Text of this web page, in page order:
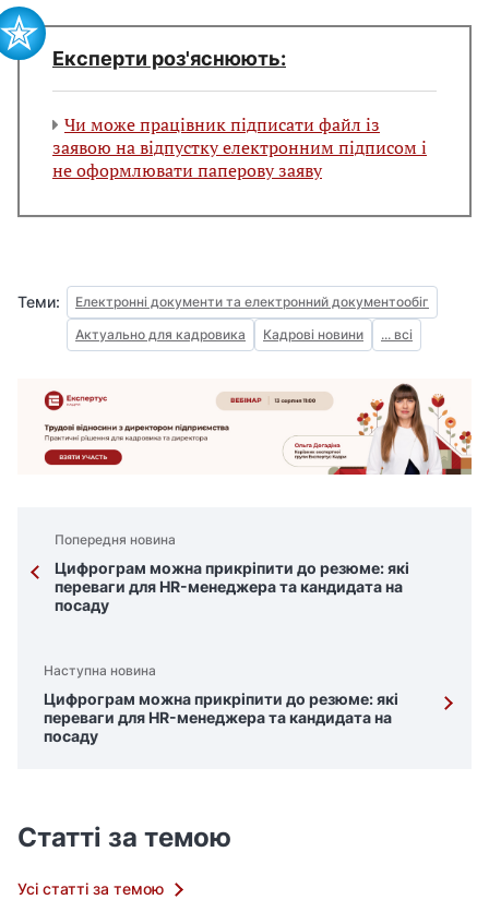
Експерти роз'яснюють:
Чи може працівник підписати файл із
заявою на відпустку електронним підписом і
не оформлювати паперову заяву
Теми:
Електронні документи та електронний документообіг
Актуально для кадровика
Кадрові новини ... всі
Попередня новина
Цифрограм можна прикріпити до резюме: які
переваги для HR-менеджера та кандидата на
посаду
Наступна новина
Цифрограм можна прикріпити до резюме: які
переваги для HR-менеджера та кандидата на
посаду
Статті за темою
Усі статті за темою